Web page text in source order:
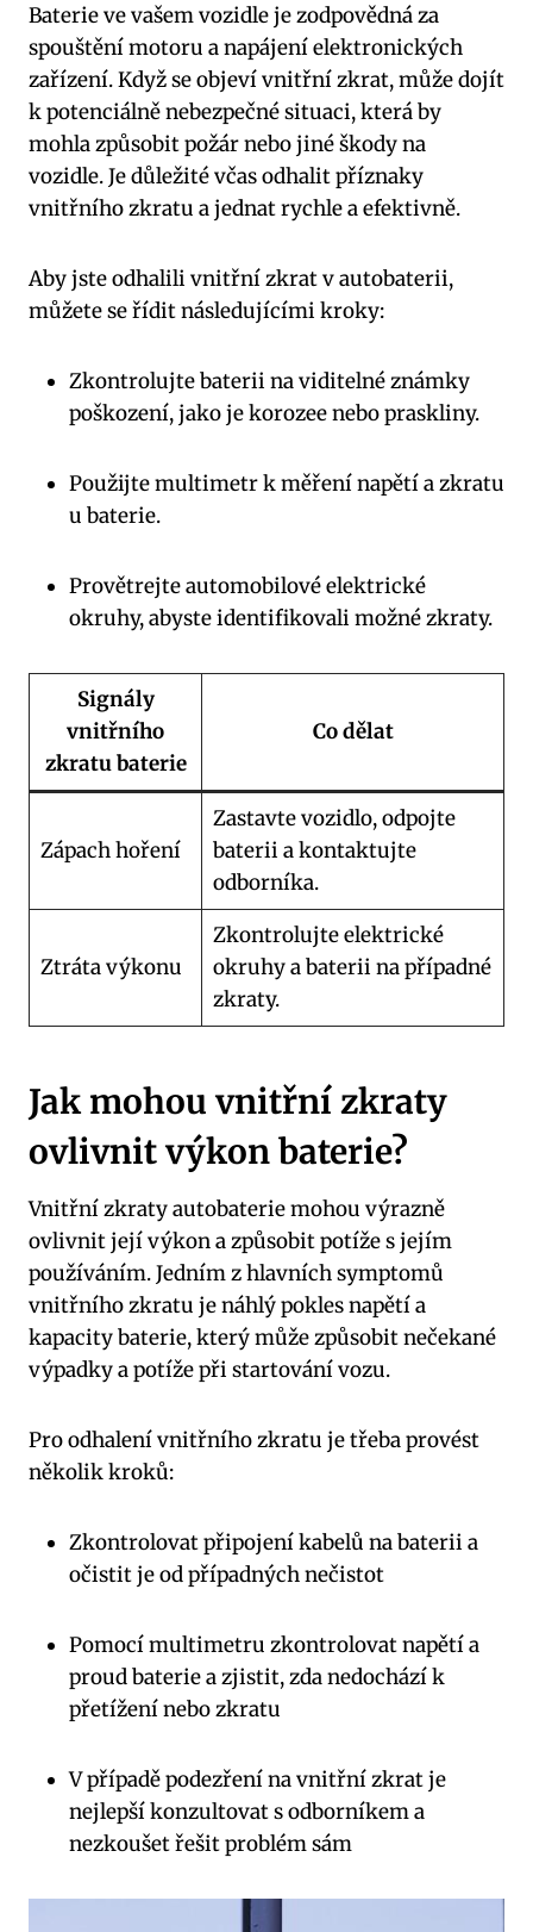
Baterie ve vašem vozidle je zodpovědná za
spouštění motoru a napájení elektronických
zařízení. Když se objeví vnitřní zkrat, může dojít
k potenciálně nebezpečné situaci, která by
mohla způsobit požár nebo jiné škody na
vozidle. Je důležité včas odhalit příznaky
vnitřního zkratu a jednat rychle a efektivně.
Aby jste odhalili vnitřní zkrat v autobaterii,
můžete se řídit následujícími kroky:
Zkontrolujte baterii na viditelné známky
poškození, jako je korozee nebo praskliny.
Použijte multimetr k měření napětí a zkratu
u baterie.
Provětrejte automobilové elektrické
okruhy, abyste identifikovali možné zkraty.
Signály
vnitřního
zkratu baterie
Co dělat
Zápach hoření
Zastavte vozidlo, odpojte
baterii a kontaktujte
odborníka.
Ztráta výkonu
Zkontrolujte elektrické
okruhy a baterii na případné
zkraty.
Jak mohou vnitřní zkraty
ovlivnit výkon baterie?
Vnitřní zkraty autobaterie mohou výrazně
ovlivnit její výkon a způsobit potíže s jejím
používáním. Jedním z hlavních symptomů
vnitřního zkratu je náhlý pokles napětí a
kapacity baterie, který může způsobit nečekané
výpadky a potíže při startování vozu.
Pro odhalení vnitřního zkratu je třeba provést
několik kroků:
Zkontrolovat připojení kabelů na baterii a
očistit je od případných nečistot
Pomocí multimetru zkontrolovat napětí a
proud baterie a zjistit, zda nedochází k
přetížení nebo zkratu
V případě podezření na vnitřní zkrat je
nejlepší konzultovat s odborníkem a
nezkoušet řešit problém sám